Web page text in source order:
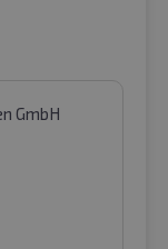
GmbH